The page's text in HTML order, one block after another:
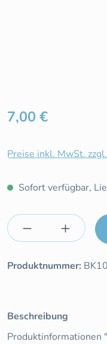
Regulärer Preis:
7,00 €
Preise inkl. MwSt.
Sofort verfügbar,
Produkt Anzahl:
Produktnummer:
Beschreibung
Produktinformationen